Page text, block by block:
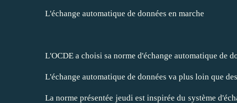
L'échange automatique de données en marche
L'OCDE a choisi sa norme d'échange automatique de
L'échange automatique de données va plus loin que
La norme présentée jeudi est inspirée du système